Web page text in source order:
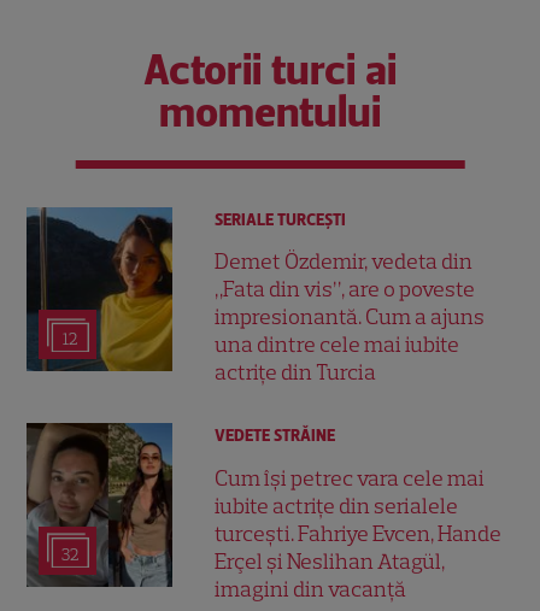
Actorii turci ai
momentului
12
SERIALE TURCEŞTI
Demet Özdemir, vedeta din
„Fata din vis”, are o poveste
impresionantă. Cum a ajuns
una dintre cele mai iubite
actrițe din Turcia
32
VEDETE STRĂINE
Cum își petrec vara cele mai
iubite actrițe din serialele
turcești. Fahriye Evcen, Hande
Erçel și Neslihan Atagül,
imagini din vacanță